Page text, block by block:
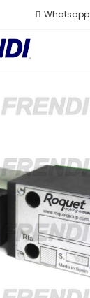
Whatsapp